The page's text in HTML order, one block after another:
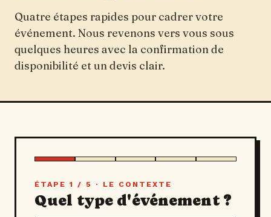
Quatre étapes rapides pour cadrer votre
événement. Nous revenons vers vous sous
quelques heures avec la confirmation de
disponibilité et un devis clair.
ÉTAPE 1 / 5 · LE CONTEXTE
Quel type d'événement ?